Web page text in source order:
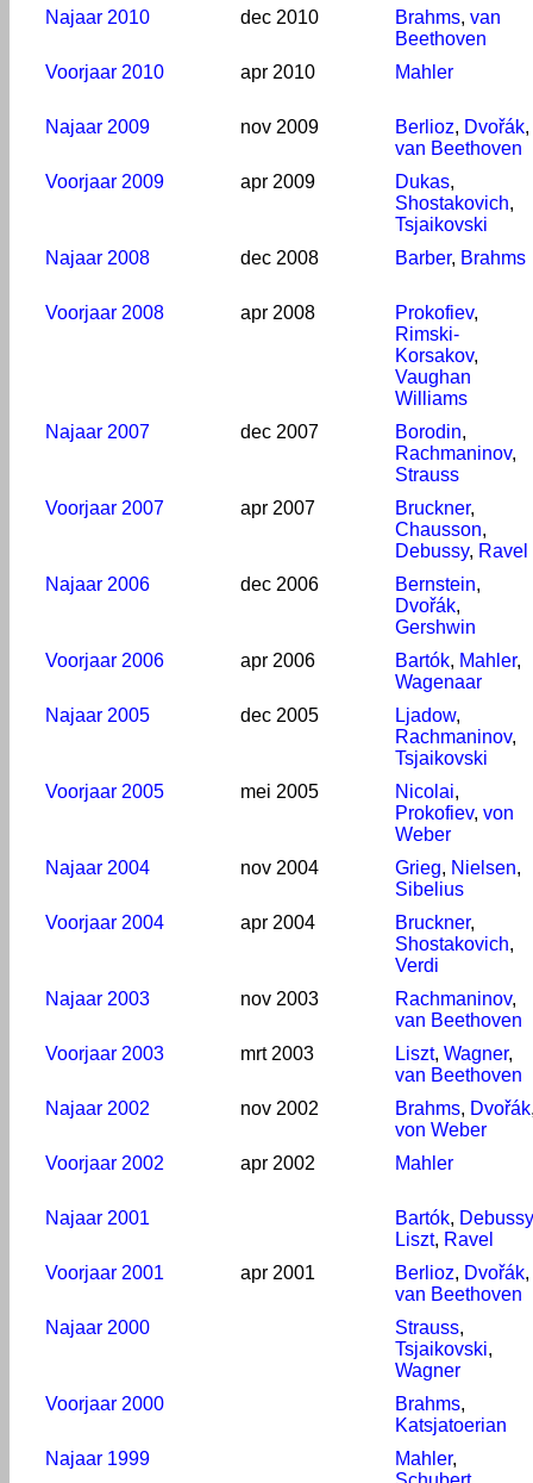
Najaar 2010 dec 2010 Brahms, van
Beethoven
Voorjaar 2010
apr 2010 Mahler
Najaar 2009 nov 2009 Berlioz, Dvořák,
van Beethoven
Voorjaar 2009
apr 2009 Dukas,
Shostakovich,
Tsjaikovski
Najaar 2008
dec 2008 Barber, Brahms
Voorjaar 2008 apr 2008 Prokofiev,
Rimski-
Korsakov,
Vaughan
Williams
Najaar 2007
dec 2007 Borodin,
Rachmaninov,
Strauss
Voorjaar 2007
apr 2007 Bruckner,
Chausson,
Debussy, Ravel
Najaar 2006
dec 2006 Bernstein,
Dvořák,
Gershwin
Voorjaar 2006
apr 2006 Bartók, Mahler,
Wagenaar
Najaar 2005
dec 2005 Ljadow,
Rachmaninov,
Tsjaikovski
Voorjaar 2005
mei 2005 Nicolai,
Prokofiev, von
Weber
Najaar 2004
nov 2004 Grieg, Nielsen,
Sibelius
Voorjaar 2004
apr 2004 Bruckner,
Shostakovich,
Verdi
Najaar 2003
nov 2003 Rachmaninov,
van Beethoven
Voorjaar 2003
mrt 2003 Liszt, Wagner,
van Beethoven
Najaar 2002
nov 2002 Brahms, Dvořák
von Weber
Voorjaar 2002
apr 2002 Mahler
Najaar 2001 Bartók, Debussy
Liszt, Ravel
Voorjaar 2001
apr 2001 Berlioz, Dvořák,
van Beethoven
Najaar 2000
Strauss,
Tsjaikovski,
Wagner
Voorjaar 2000
Brahms,
Katsjatoerian
Najaar 1999
Mahler,